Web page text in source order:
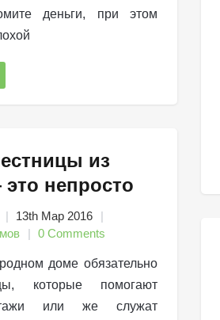
деньги, при этом
из
непросто
13th Мар 2016
0 Comments
доме обязательно
которые помогают
или же служат